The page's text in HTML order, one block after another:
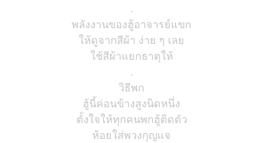
.
พลังงานของฮู้อาจารย์แขก
ให้ดูจากสีผ้า ง่าย ๆ เลย
ใช้สีผ้าแยกธาตุให้
.
วิธีพก
ฮู้นี้ค่อนข้างสูงนิดหนึ่ง
ตั้งใจให้ทุกคนพกฮู้ติดตัว
ห้อยใส่พวงกุญแจ